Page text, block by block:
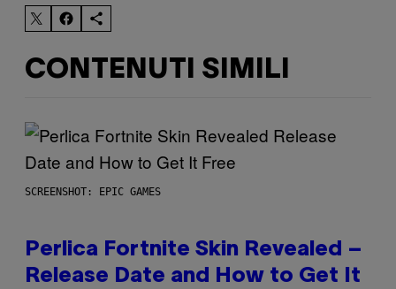
CONTENUTI SIMILI
SCREENSHOT: EPIC GAMES
Perlica Fortnite Skin Revealed –
Release Date and How to Get It